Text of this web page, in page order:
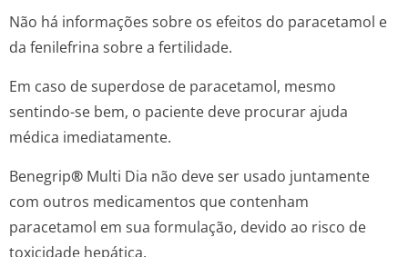
Não há informações sobre os efeitos do paracetamol e
da fenilefrina sobre a fertilidade.
Em caso de superdose de paracetamol, mesmo
sentindo-se bem, o paciente deve procurar ajuda
médica imediatamente.
Benegrip® Multi Dia não deve ser usado juntamente
com outros medicamentos que contenham
paracetamol em sua formulação, devido ao risco de
toxicidade hepática.